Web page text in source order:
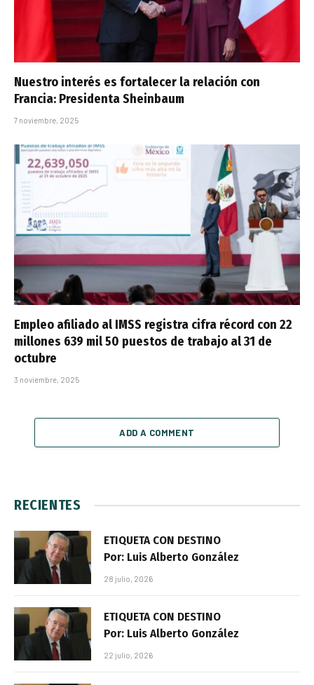
Nuestro interés es fortalecer la relación con
Francia: Presidenta Sheinbaum
7 noviembre, 2025
Empleo afiliado al IMSS registra cifra récord con 22
millones 639 mil 50 puestos de trabajo al 31 de
octubre
3 noviembre, 2025
ADD A COMMENT
RECIENTES
ETIQUETA CON DESTINO
Por: Luis Alberto González
28 julio, 2026
ETIQUETA CON DESTINO
Por: Luis Alberto González
22 julio, 2026